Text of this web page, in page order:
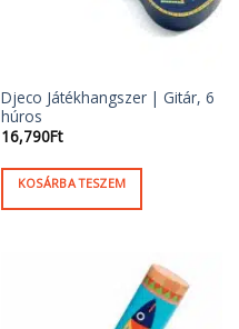
Djeco Játékhangszer | Gitár, 6
húros
16,790Ft
KOSÁRBA TESZEM